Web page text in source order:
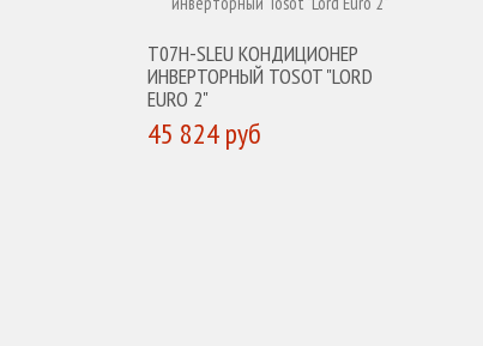
T07H-SLEU КОНДИЦИОНЕР
ИНВЕРТОРНЫЙ TOSOT "LORD
EURO 2"
45 824 руб